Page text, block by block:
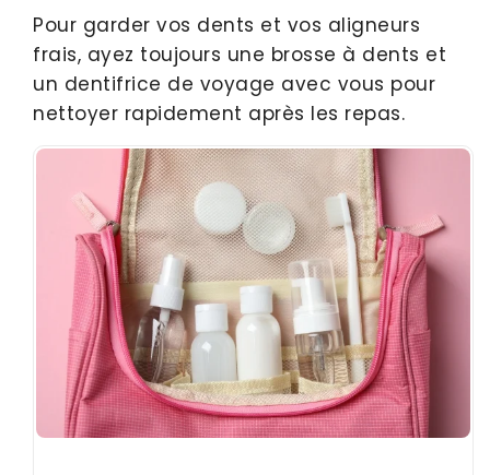
Pour garder vos dents et vos aligneurs
frais, ayez toujours une brosse à dents et
un dentifrice de voyage avec vous pour
nettoyer rapidement après les repas.